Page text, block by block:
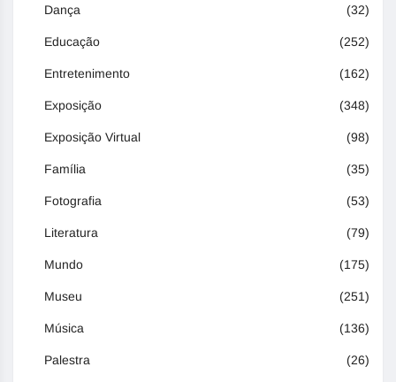
Dança (32)
Educação (252)
Entretenimento (162)
Exposição (348)
Exposição Virtual (98)
Família (35)
Fotografia (53)
Literatura (79)
Mundo (175)
Museu (251)
Música (136)
Palestra (26)